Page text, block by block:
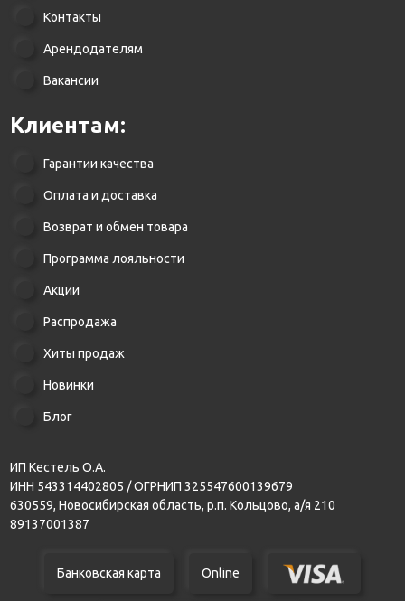
Контакты
Арендодателям
Вакансии
Клиентам:
Гарантии качества
Оплата и доставка
Возврат и обмен товара
Программа лояльности
Акции
Распродажа
Хиты продаж
Новинки
Блог
ИП Кестель О.А.
ИНН 543314402805 / ОГРНИП 325547600139679
630559, Новосибирская область, р.п. Кольцово, а/я 210
89137001387
Банковская карта Online